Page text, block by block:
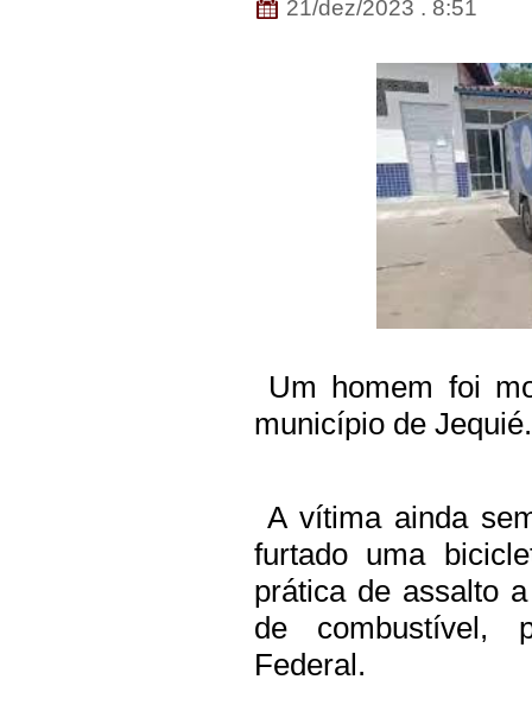
21/dez/2023 . 8:51
Um homem foi
município de Jequié.
A vítima ainda
furtado uma
prática de assalto
de combustível,
Federal.